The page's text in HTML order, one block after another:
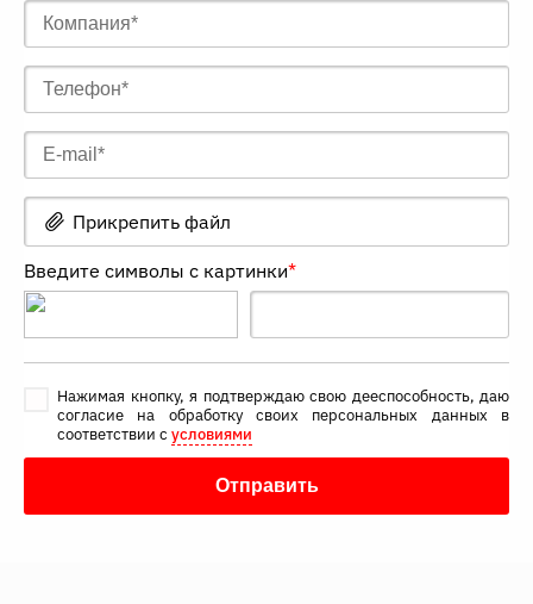
Прикрепить файл
Введите символы с картинки*
Нажимая кнопку, я подтверждаю свою дееспособность, даю
согласие на обработку своих персональных данных в
соответствии с условиями